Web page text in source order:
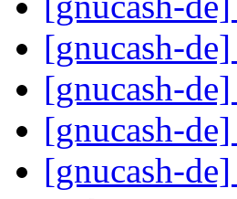
[gnucash-
[gnucash-
[gnucash-
[gnucash-